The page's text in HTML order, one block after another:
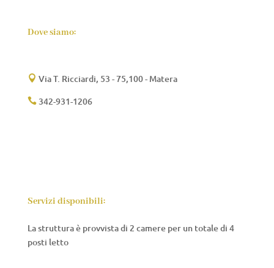
Dove siamo:
 Via T. Ricciardi, 53 - 75,100 - Matera
342-931-1206
Servizi disponibili:
La struttura è provvista di 2 camere per un totale di 4
posti letto